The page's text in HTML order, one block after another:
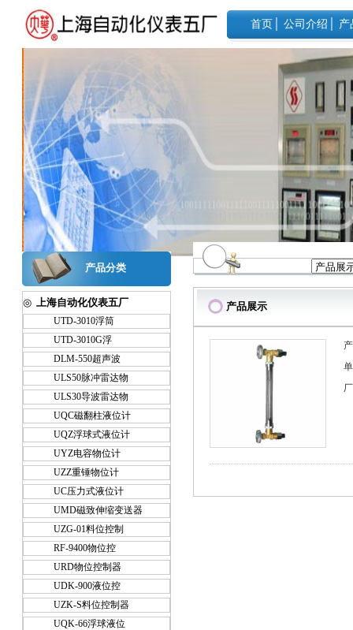
首页 公司介绍 产
产品分类
◎ 上海自动化仪表五厂
UTD-3010浮筒
UTD-3010G浮
DLM-550超声波
ULS50脉冲雷达物
ULS30导波雷达物
UQC磁翻柱液位计
UQZ浮球式液位计
UYZ电容物位计
UZZ重锤物位计
UC压力式液位计
UMD磁致伸缩变送器
UZG-01料位控制
RF-9400物位控
URD物位控制器
UDK-900液位控
UZK-S料位控制器
UQK-66浮球液位
产品展示